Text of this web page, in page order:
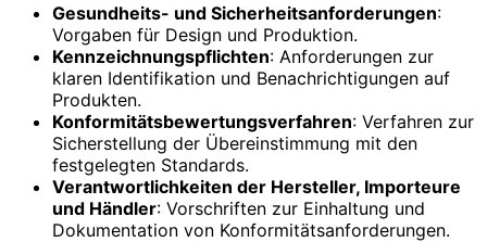
Gesundheits- und Sicherheitsanforderungen:
Vorgaben für Design und Produktion.
Kennzeichnungspflichten: Anforderungen zur
klaren Identifikation und Benachrichtigungen auf
Produkten.
Konformitätsbewertungsverfahren: Verfahren zur
Sicherstellung der Übereinstimmung mit den
festgelegten Standards.
Verantwortlichkeiten der Hersteller, Importeure
und Händler: Vorschriften zur Einhaltung und
Dokumentation von Konformitätsanforderungen.